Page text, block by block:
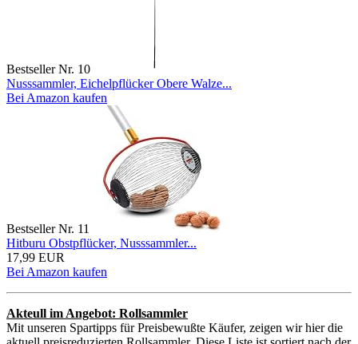
Bestseller Nr. 10
Nusssammler, Eichelpflücker Obere Walze...
Bei Amazon kaufen
Bestseller Nr. 11
Hitburu Obstpflücker, Nusssammler...
17,99 EUR
Bei Amazon kaufen
Akteull im Angebot: Rollsammler
Mit unseren Spartipps für Preisbewußte Käufer, zeigen wir hier die